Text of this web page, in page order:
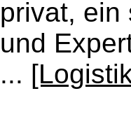
privat, ein
und
...